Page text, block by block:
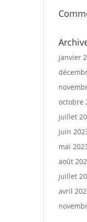
janvier
octobre
juillet
juin
mai
août
juillet
avril